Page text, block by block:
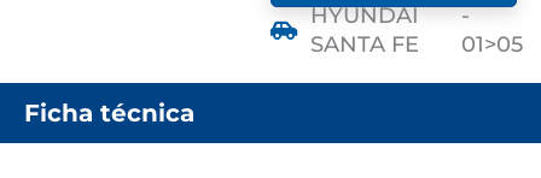
HYUNDAI
SANTA FE
-
01>05
Ficha técnica